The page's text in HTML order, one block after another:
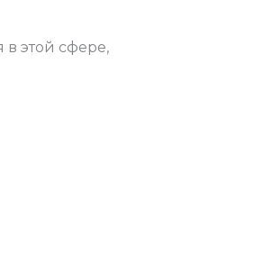
в этой сфере,